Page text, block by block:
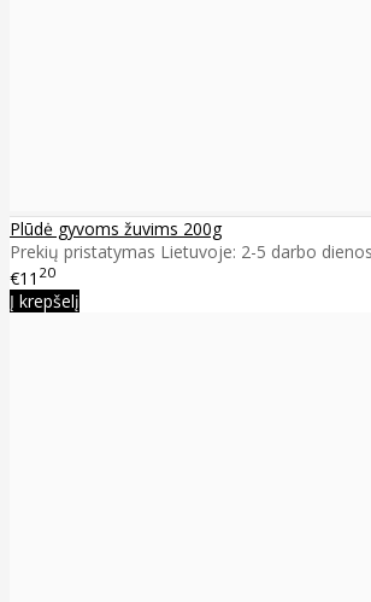
Plūdė gyvoms žuvims 200g
Prekių pristatymas Lietuvoje: 2-5 darbo
€11 20
Į krepšelį